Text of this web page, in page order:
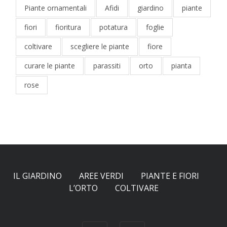
Piante ornamentali Afidi giardino
piante
fiori
fioritura potatura
foglie
coltivare
scegliere le piante
fiore
curare le piante
parassiti orto
pianta
rose
IL GIARDINO AREE VERDI
PIANTE E FIORI
L’ORTO
COLTIVARE